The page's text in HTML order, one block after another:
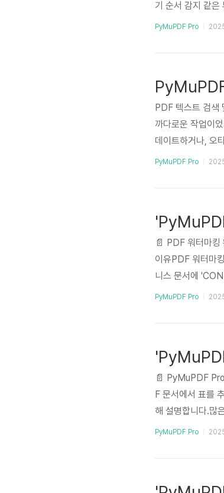
기 순서 감지 같은
제도 발견했습니
PyMuPDF Pro
PDF 텍스트 검색
까다로운 작업이
데이트하거나, 오
강력한 검색 및
PyMuPDF Pro
📄 PDF 워터마
이유PDF 워터마
니스 문서에
위해 워터마크를
PyMuPDF Pro
📄 PyMuPDF
F 문서에서 표를
해 설명합니다.많
조화된 표
PyMuPDF Pro